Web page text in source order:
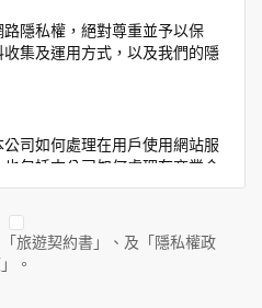
隱私權，絕對尊重並予以保
集及運用方式，以及我們的隱
司如何處理在用戶使用網站服
包括本公司如何處理在商業合
份識別資料。隱私權保護政策
站上的廣告廠商連結，這些置
人的資料。對於您主動提供的個
站有其個別的隱私權保護政
旅遊契約書」、及「隱私權政
。